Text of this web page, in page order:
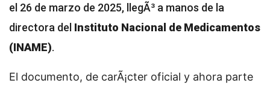
el 26 de marzo de 2025, llegÃ³ a manos de la
directora del Instituto Nacional de Medicamentos
(INAME).
El documento, de carÃ¡cter oficial y ahora parte